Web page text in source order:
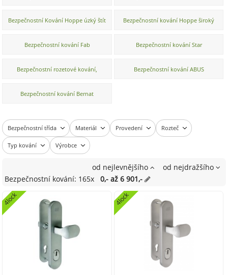
kování
Bezpečnostní Kování Hoppe úzký štít Bezpečnostní kování Hoppe široký
štít
Bezpečnostní kování Fab Bezpečnostní kování Star
Bezpečnostní rozetové kování,
přídavné kování
Bezpečnostní kování ABUS
Bezpečnostní kování Bernat
Bezpečnostní třída Materiál Provedení Rozteč
Typ kování Výrobce
od nejlevnějšího
od nejdražšího
Bezpečnostní kování: 165x
0,- až 6 901,-
4lock 4lock